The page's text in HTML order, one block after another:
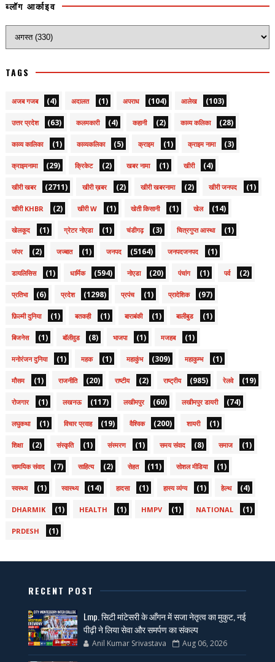
ब्लॉग आर्काइव
TAGS
अजब गजब (4) अदालत (1) अपराध (104) आलेख (103)
उत्तर प्रदेश (63) कलमकारी (4) कहानी (2) काव्य कलिका (28)
काव्य कालिका (1) काव्यकलिका (5) क्राइम (1) क्राइम नामा (3)
क्राइमनामा (29) क्रिकेट (2) खबर नामा (1) खीरी (4)
खीरी खबर (2711) खीरी ख़बर (2) खीरी खबरनामा (2) खीरी जनपद (1)
खीरी KHBR (2) खीरी W (1) खेती किसानी (1) खेल (14)
खेलकूद (1) ग्रेटर नोएडा (1) चंडीगढ़ (3) चित्रगुप्त आस्था (1)
जंपर (2) जज्बात (1) जनपद (5164) जनपदजनपद (1)
डायलिसिस (1) धार्मिक (594) नोएडा (20) पंचांग (1) पर्व (2)
प्रतिभा (6) प्रदेश (1298) प्रपंच (1) प्रादेशिक (97)
फ़िल्मी दुनिया (1) बतकही (1) बाराबंकी (1) बालीबुड (1)
बिजनेस (1) बॉलीवुड (8) भाजपा (1) मजहब (1)
मनोरंजन दुनिया (1) महक (1) महाकुंभ (309) महाकुम्भ (1)
मौसम (1) राजनीति (20) राष्टीय (2) राष्ट्रीय (985) रेलवे (19)
रोजगार (1) लखनऊ (117) लखीमपुर (60) लखीमपुर डायरी (74)
लघुकथा (1) विचार प्रवाह (19) वैश्विक (200) शायरी (1)
शिक्षा (2) संस्कृति (1) संस्मरण (1) समय संवाद (8) समाज (1)
सामयिक संवाद (7) साहित्य (2) सेहत (11) सोशल मीडिया (1)
स्वस्थ्य (1) स्वास्थ्य (14) हादसा (1) हास्य व्यंग्य (1) हेल्थ (4)
DHARMIK (1) HEALTH (1) HMPV (1) NATIONAL (1)
PRDESH (1)
RECENT POST
Lmp. सिटी मांटेसरी के आँगन में सजा नेतृत्व का मुकुट, नई
पीढ़ी ने लिया सेवा और समर्पण का संकल्प
Anil Kumar Srivastava Aug 06, 2026